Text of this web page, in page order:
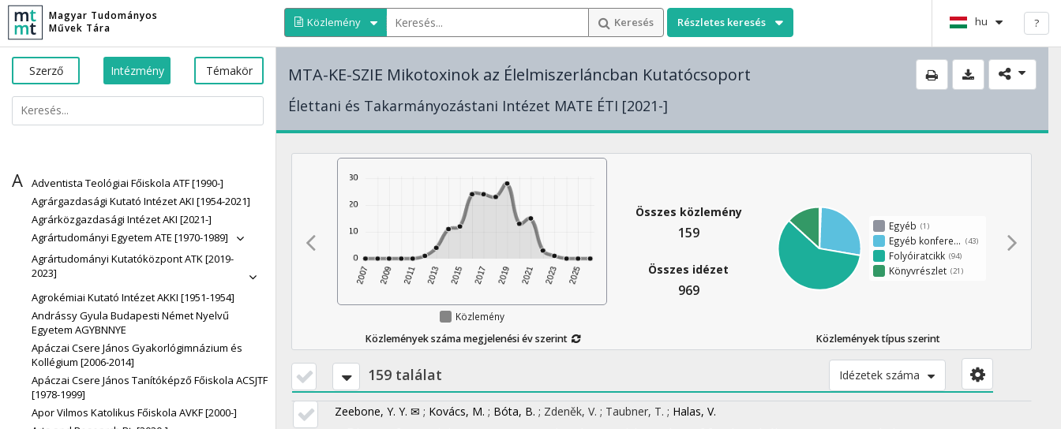
Magyar Tudományos
Művek Tára
Közlemény Keresés Részletes keresés hu ?
Szerző Intézmény Témakör
A
Adventista Teológiai Főiskola ATF [1990-]
Agrárgazdasági Kutató Intézet AKI [1954-2021]
Agrárközgazdasági Intézet AKI [2021-]
Agrártudományi Egyetem ATE [1970-1989]
Agrártudományi Kutatóközpont ATK [2019-
2023]
Agrokémiai Kutató Intézet AKKI [1951-1954]
Andrássy Gyula Budapesti Német Nyelvű
Egyetem AGYBNNYE
Apáczai Csere János Gyakorlógimnázium és
Kollégium [2006-2014]
Apáczai Csere János Tanítóképző Főiskola ACSJTF
[1978-1999]
Apor Vilmos Katolikus Főiskola AVKF [2000-]
MTA-KE-SZIE Mikotoxinok az Élelmiszerláncban Kutatócsoport
Élettani és Takarmányozástani Intézet MATE ÉTI [2021-]
Közlemény
Közlemények száma megjelenési év szerint
Összes közlemény
159
Összes idézet
969
Egyéb (1)
Egyéb konferenciaközlemény (43)
Folyóiratcikk (94)
Könyvrészlet (21)
Közlemények típus szerint
159 találat Idézetek száma
Zeebone, Y. Y. ✉ ; Kovács, M. ; Bóta, B. ; Zdeněk, V. ; Taubner, T. ; Halas, V.